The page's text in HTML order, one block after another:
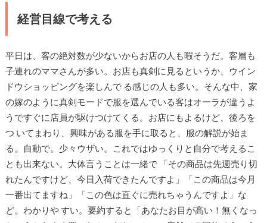
経営目線で考える
平日は、客の絶対数が少ないからお店の人も暇そうだ。客層も
子連れのママさんが多い。お店も真剣に見るというか、ウイン
ドウショッピングを楽しんで る感じの人も多い。そんな中、家
の嫁のように真剣モードで服を選んでいる客はオーラが違うよ
うですぐに店員が駆けつけてくる。お店にもよるけど、後ろを
つ いてまわり、興味がある服を手に取ると、服の解説が始ま
る。自動で。少々ウザい。これではゆっくりと自分で考えるこ
とも出来ない。大体言うことは一緒で 「その商品は先週売り切
れたんですけど、今日入荷できたんですよ」「この商品は今月
一番出てますね」「この色は直ぐに売れちゃうんですよ」な
ど。わかりや すい。要約すると「あなたお目が高い！無くなっ